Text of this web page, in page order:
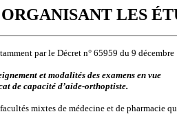
LES
par le Décret n° 65959 du 9 décembre
et modalités des examens en vue
de capacité d’aide-orthoptiste.
mixtes de médecine et de pharmacie